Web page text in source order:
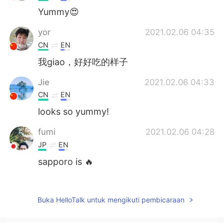
Yummy😍
yor 2021.02.06 04:35
CN EN
我giao，好好吃的样子
Jie 2021.02.06 04:33
CN EN
looks so yummy!
fumi 2021.02.06 04:28
JP EN
sapporo is 🔥
Buka HelloTalk untuk mengikuti pembicaraan